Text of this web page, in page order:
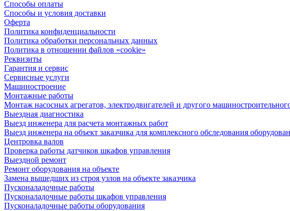
Способы оплаты
Способы и условия доставки
Оферта
Политика конфиденциальности
Политика обработки персональных данных
Политика в отношении файлов «cookie»
Реквизиты
Гарантия и сервис
Сервисные услуги
Машиностроение
Монтажные работы
Монтаж насосных агрегатов, электродвигателей и другого
Выездная диагностика
Выезд инженера для расчета монтажных работ
Выезд инженера на объект заказчика для комплексного обследования
Центровка валов
Проверка работы датчиков шкафов управления
Выездной ремонт
Ремонт оборудования на объекте
Замена вышедших из строя узлов на объекте заказчика
Пусконаладочные работы
Пусконаладочные работы шкафов управления
Пусконаладочные работы оборудования